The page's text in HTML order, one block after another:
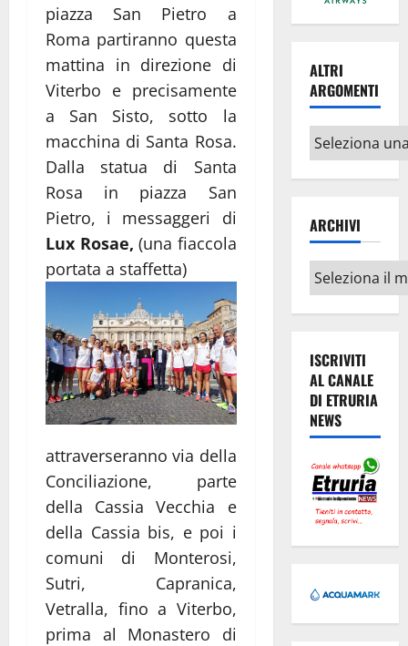
piazza San Pietro a
Roma partiranno questa
mattina in direzione di
Viterbo e precisamente
a San Sisto, sotto la
macchina di Santa Rosa.
Dalla statua di Santa
Rosa in piazza San
Pietro, i messaggeri di
Lux Rosae, (una fiaccola
portata a staffetta)
attraverseranno via della
Conciliazione, parte
della Cassia Vecchia e
della Cassia bis, e poi i
comuni di Monterosi,
Sutri, Capranica,
Vetralla, fino a Viterbo,
prima al Monastero di
ALTRI
ARGOMENTI
Altri
argomenti
ARCHIVI
Archivi
ISCRIVITI
AL CANALE
DI ETRURIA
NEWS